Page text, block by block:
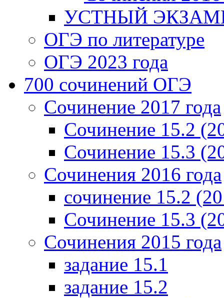
УСТНЫЙ
ОГЭ по литературе
ОГЭ 2023 года
700 cочинений ОГЭ
Сочинение 2017 года
Сочинение 15.2
Сочинение 15.3
Сочинения 2016 года
сочинение 15.2
Сочинение 15.3
Сочинения 2015 года
задание 15.1
задание 15.2